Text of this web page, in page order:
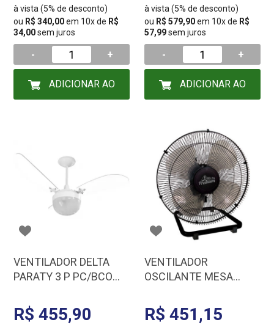
à vista (5% de desconto)
ou R$ 340,00em 10x de R$
34,00sem juros
- +
à vista (5% de desconto)
ou R$ 579,90em 10x de R$
57,99sem juros
- +
VENTILADOR DELTA
PARATY 3 P PC/BCO
3101
R$ 455,90
VENTILADOR
OSCILANTE MESA
PREMIUM 70-5412
R$ 451,15